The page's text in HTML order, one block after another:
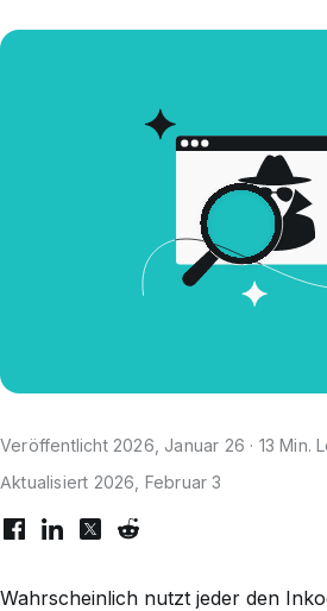
Veröffentlicht 2026, Januar 26 · 13 Min.
Aktualisiert 2026, Februar 3
Wahrscheinlich nutzt jeder den